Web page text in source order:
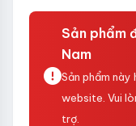
Sản phẩm
Nam
Sản phẩm
website. Vui
trợ.